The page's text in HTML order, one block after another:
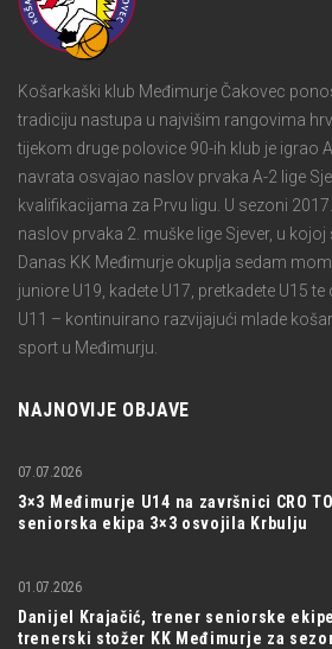
Košarkaški klub Međimurje Čakovec
tradiciju nastupa u najvišim rangovima
tijekom druge polovice 90-ih klub je igrao
navrata osvajao naslov prvaka A-2 lige
kvalifikacijama za Prvu ligu. U sezoni
naslov prvaka 2. muške lige Sjever, u kojoj
Danas KK Međimurje okuplja sedam
juniore U19, kadete U17, pretkadete U15 te
U11 – kontinuirano razvijajući mlade
sport u Međimurju.
NAJNOVIJE OBJAVE
3×3 Međimurje U14 na završnici CRO
seniorska ekipa 3×3 osvojila Krbulju
07.07.2026
Danijel Krajačić, trener seniorske
trenerski stožer KK Međimurje za
01.07.2026